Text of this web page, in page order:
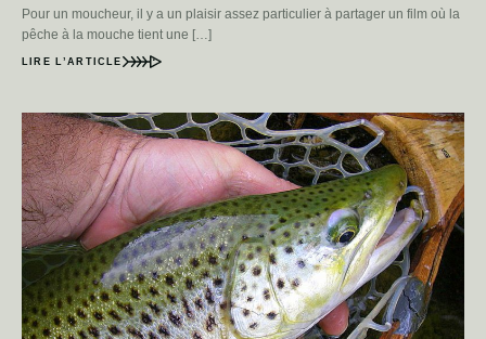
Pour un moucheur, il y a un plaisir assez particulier à partager un film où la
pêche à la mouche tient une […]
LIRE L’ARTICLE